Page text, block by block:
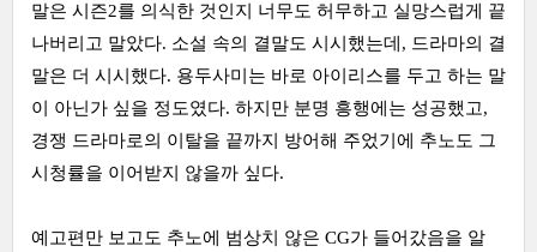
말은 시즌2를 의식한 것인지 너무도 허무하고 실망스럽게 끝
나버리고 말았다. 소설 속의 결말도 시시했는데, 드라마의 결
말은 더 시시했다. 용두사미는 바로 아이리스를 두고 하는 말
이 아닌가 싶을 정도였다. 하지만 분명 흥행에는 성공했고,
경쟁 드라마로의 이탈을 끝까지 방어해 주었기에 추노도 그
시청률을 이어받지 않을까 싶다.
예고편만 보고도 추노에 범상치 않은 CG가 들어갔음을 알